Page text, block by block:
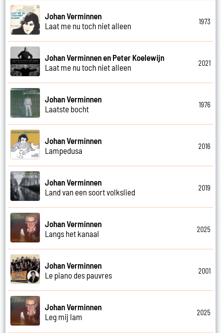
Johan Verminnen
Laat me nu toch niet alleen
1973
Johan Verminnen en Peter Koelewijn
Laat me nu toch niet alleen
2021
Johan Verminnen
Laatste bocht
1976
Johan Verminnen
Lampedusa
2016
Johan Verminnen
Land van een soort volkslied
2019
Johan Verminnen
Langs het kanaal
2025
Johan Verminnen
Le piano des pauvres
2001
Johan Verminnen
Leg mij lam
2025